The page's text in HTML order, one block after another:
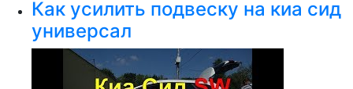
Как усилить подвеску на киа сид
универсал